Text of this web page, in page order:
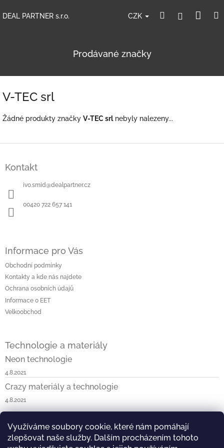
Využíváme soubory cookie, které nám pomáhají
zlepšovat naše služby. Dalším procházením tohoto
naDEAL PARTNER s.r.o. CZK HledatPřihlášení
Prodávané značky
V-TEC srl
Žádné produkty značky V-TEC srlnebyly nalezeny...
Kontakt
ivo.smid@dealpartner.cz
00420 722 657 141
Informace pro Vás
Obchodní podmínky
Kontakty a kde nás najdete
Ochrana osobních údajů
Informace o EET
Velkoobchod
Technologie a materiály
Neon technologie
4.8.2021
Crazy materiály a technologie
4.8.2021
Napište nám Neon v ČR a SK
Blossom v ČR a SK
Kask & KOO v ČR a SK
Crazy v ČR a SK Vist v ČR